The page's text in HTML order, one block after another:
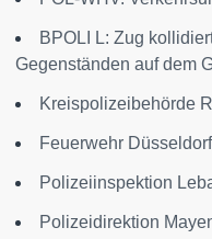
BPOLI L: Zug
Gegenständen auf dem
Kreispolizeibehörde
Feuerwehr Düsseldorf
Polizeiinspektion
Polizeidirektion